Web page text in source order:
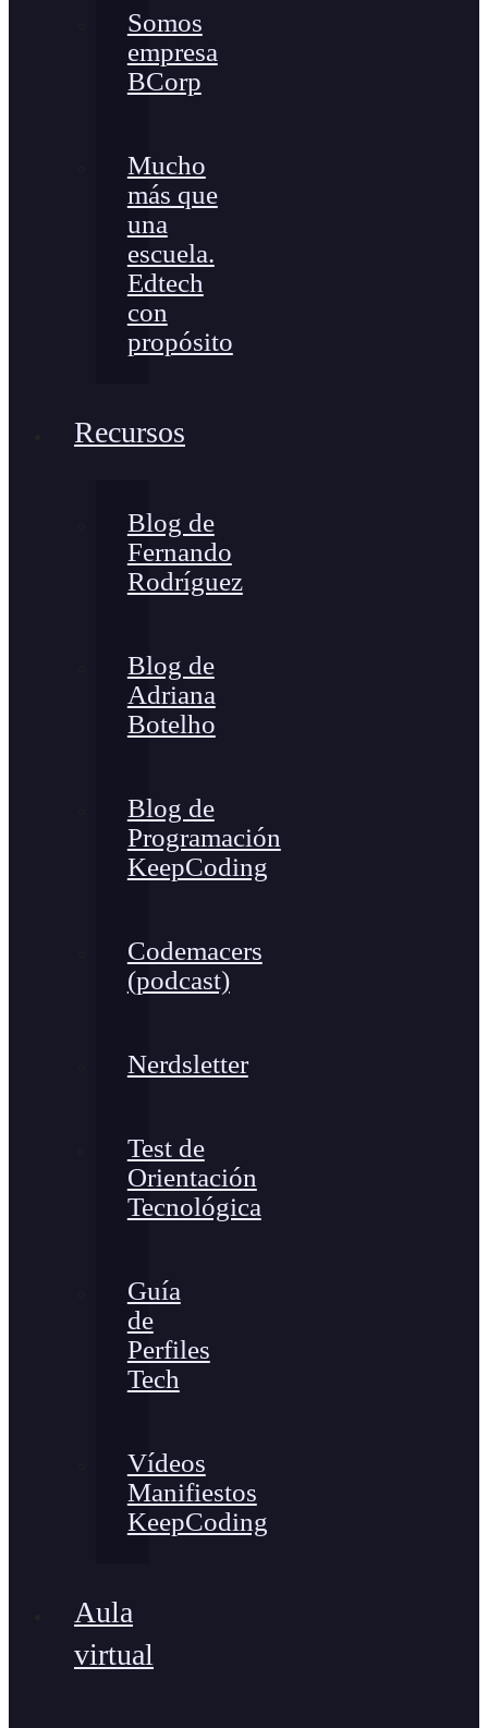
Somos
empresa
BCorp
Mucho
más que
una
escuela.
Edtech
con
propósito
Recursos
Blog de
Fernando
Rodríguez
Blog de
Adriana
Botelho
Blog de
Programación
KeepCoding
Codemacers
(podcast)
Nerdsletter
Test de
Orientación
Tecnológica
Guía
de
Perfiles
Tech
Vídeos
Manifiestos
KeepCoding
Aula
virtual